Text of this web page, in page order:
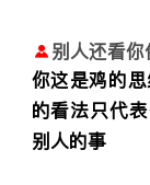
别人还看你
你这是鸡的
的看法只代
别人的事